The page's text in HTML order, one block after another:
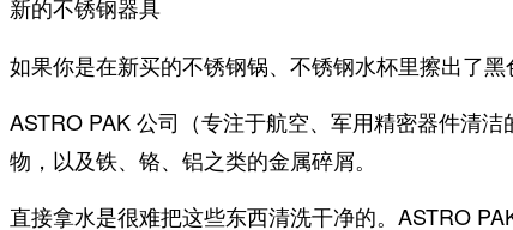
新的不锈钢器具
如果你是在新买的不锈钢锅、不锈钢水杯里擦出了
ASTRO PAK 公司（专注于航空、军用精密器件清
物，以及铁、铬、铝之类的金属碎屑。
直接拿水是很难把这些东西清洗干净的。ASTRO